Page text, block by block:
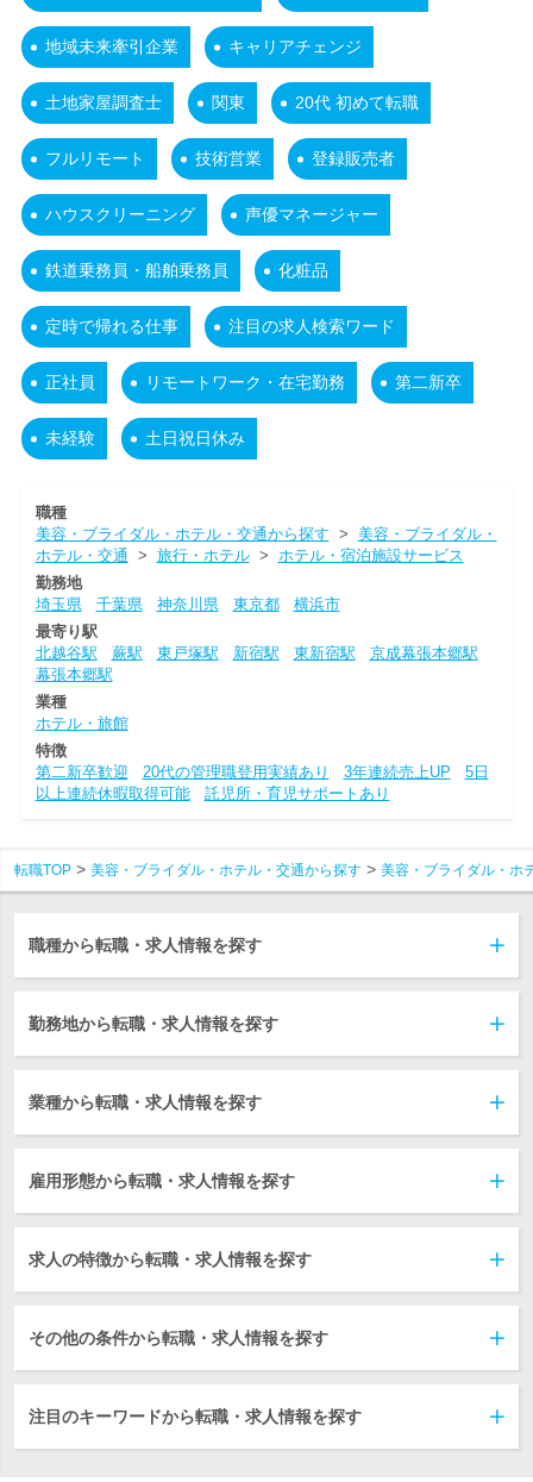
地域未来牽引企業 キャリアチェンジ
土地家屋調査士 関東 20代 初めて転職
フルリモート 技術営業 登録販売者
ハウスクリーニング 声優マネージャー
鉄道乗務員・船舶乗務員 化粧品
定時で帰れる仕事 注目の求人検索ワード
正社員 リモートワーク・在宅勤務 第二新卒
未経験 土日祝日休み
職種
美容・ブライダル・ホテル・交通から探す > 美容・ブライダル・
ホテル・交通 > 旅行・ホテル> ホテル・宿泊施設サービス
勤務地
埼玉県
千葉県 神奈川県 東京都
横浜市
最寄り駅
北越谷駅
蕨駅 東戸塚駅 新宿駅 東新宿駅
京成幕張本郷駅
幕張本郷駅
業種
ホテル・旅館
特徴
第二新卒歓迎
20代の管理職登用実績あり 3年連続売上UP
5日
以上連続休暇取得可能
託児所・育児サポートあり
転職TOP 美容・ブライダル・ホテル・交通から探す 美容・ブライダル・ホ
職種から転職・求人情報を探す
勤務地から転職・求人情報を探す
業種から転職・求人情報を探す
雇用形態から転職・求人情報を探す
求人の特徴から転職・求人情報を探す
その他の条件から転職・求人情報を探す
注目のキーワードから転職・求人情報を探す